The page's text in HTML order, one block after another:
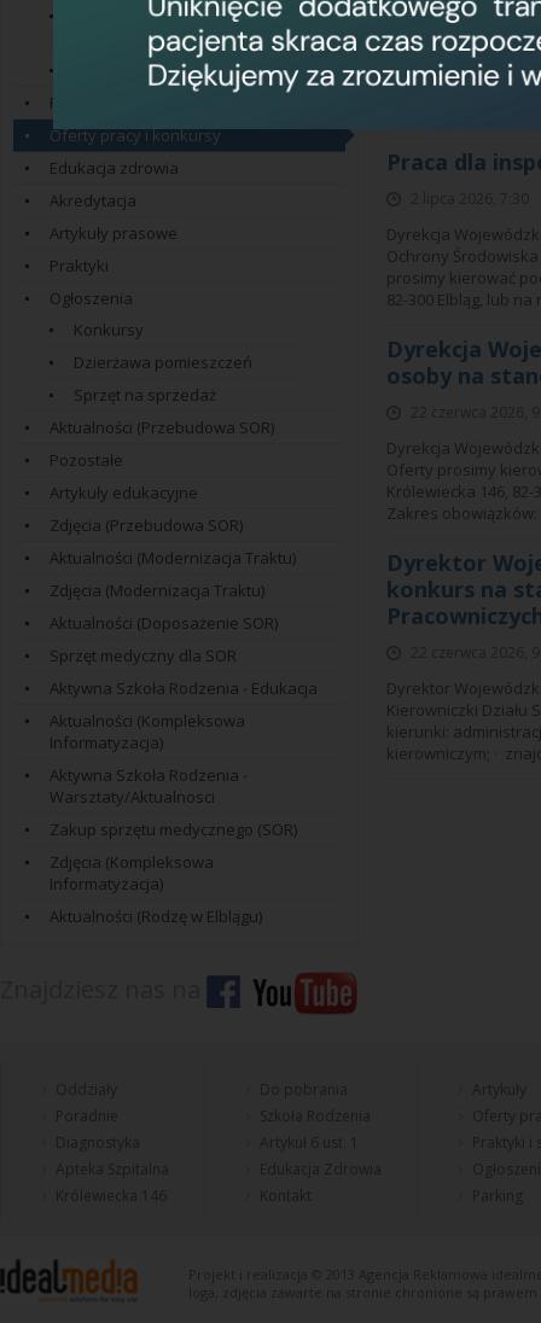
Postępowania w trybie z
wolnej ręki
Zakupy do 170 tyś. zł netto
Program Norweski
Oferty pracy i konkursy
Edukacja zdrowia
Akredytacja
Artykuły prasowe
Praktyki
Ogłoszenia
Konkursy
Dzierżawa pomieszczeń
Sprzęt na sprzedaż
Aktualności (Przebudowa SOR)
Pozostałe
Artykuły edukacyjne
Zdjęcia (Przebudowa SOR)
Aktualności (Modernizacja Traktu)
Zdjęcia (Modernizacja Traktu)
Aktualności (Doposażenie SOR)
Sprzęt medyczny dla SOR
Aktywna Szkoła Rodzenia - Edukacja
Aktualności (Kompleksowa
Informatyzacja)
Aktywna Szkoła Rodzenia -
Warsztaty/Aktualnosci
Zakup sprzętu medycznego (SOR)
Zdjęcia (Kompleksowa
Informatyzacja)
Aktualności (Rodzę w Elblągu)
20 lipca 2026,
Dyrektor
Radą Pielęgniarek i
Oddziałowej /
Praca dla
Dyrekcja
Ochrony
prosimy kierować
82-300 Elbląg, lub
Dyrekcja
osoby na
Dyrekcja
Oferty prosimy
Królewiecka 146,
Zakres
Dyrektor
konkurs na
Dyrektor
Kierowniczki Działu
kierunki:
kierowniczym; ·
Poradnie
Diagnostyka
Apteka Szpitalna
Królewiecka 146
Do pobrania
Artykuł 6 ust. 1
Edukacja Zdrowia
Artykuły
Oferty
Praktyki
Parking
Projekt i realizacja © 2013 Agencja Reklamowa
loga, zdjęcia zawarte na stronie chronione są